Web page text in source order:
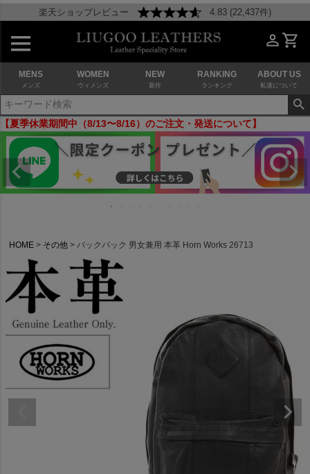
楽天ショップレビュー 4.83 (22,437件)
MENS
メンズ
WOMEN
ウィメンズ
NEW
新作
RANKING
ランキング
ABOUT US
私達について
【夏季休業期間中（8/13〜8/16）のご注文・発送について】
HOME その他 バックパック 男女兼用 本革 Horn Works 26713